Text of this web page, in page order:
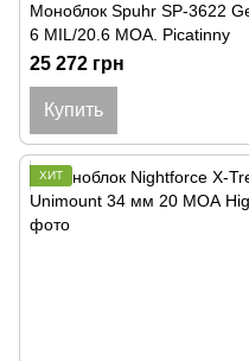
Моноблок Spuhr SP-3622
6 MIL/20.6 MOA. Picatinny
25 272 грн
Купить
ХИТ